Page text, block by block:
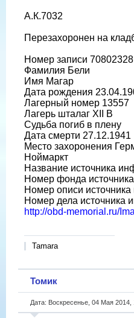
А.К.7032
Перезахоронен на
Номер записи 70802328
Фамилия Бели
Имя Магар
Дата рождения
Лагерный номер 13557
Лагерь шталаг XII B
Судьба погиб в плену
Дата смерти 27.12.1941
Место захоронения
Ноймаркт
Название источника
Номер фонда
Номер описи
Номер дела источника
http://obd-memorial.ru/
Tamara
Томик
Дата: Воскресенье, 04 Мая